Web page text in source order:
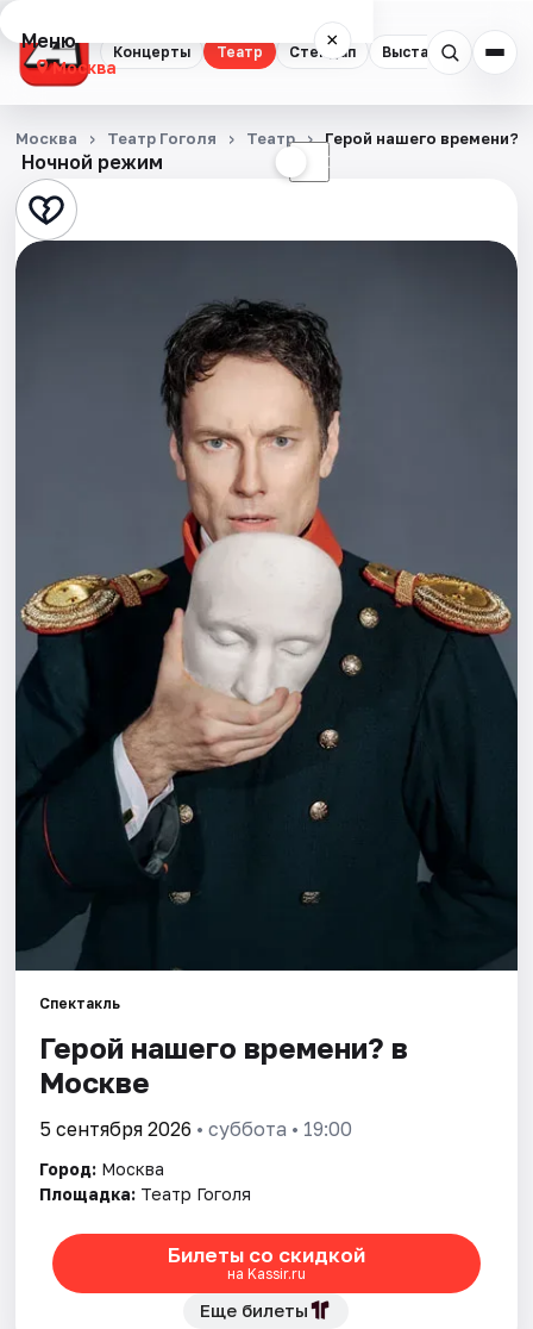
Концерты Театр Стендап Выставки
Меню ×
Москва
Концерты
Театр
Стендап
Города
Площадки
Рейтинги
Ночной режим ☾
Москва Театр Гоголя Театр Герой нашего времени?
Спектакль
Герой нашего времени? в
Москве
5 сентября 2026 • суббота • 19:00
Город: Москва
Площадка: Театр Гоголя
Билеты со скидкой
на Kassir.ru
Еще билеты